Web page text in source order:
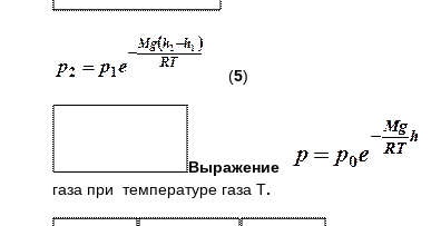
(5)
Выражение
газа при температуре газа Т.